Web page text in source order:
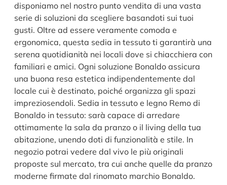
disponiamo nel nostro punto vendita di una vasta
serie di soluzioni da scegliere basandoti sui tuoi
gusti. Oltre ad essere veramente comoda e
ergonomica, questa sedia in tessuto ti garantirà una
serena quotidianità nei locali dove si chiacchiera con
familiari e amici. Ogni soluzione Bonaldo assicura
una buona resa estetica indipendentemente dal
locale cui è destinato, poiché organizza gli spazi
impreziosendoli. Sedia in tessuto e legno Remo di
Bonaldo in tessuto: sarà capace di arredare
ottimamente la sala da pranzo o il living della tua
abitazione, unendo doti di funzionalità e stile. In
negozio potrai vedere dal vivo le più originali
proposte sul mercato, tra cui anche quelle da pranzo
moderne firmate dal rinomato marchio Bonaldo.